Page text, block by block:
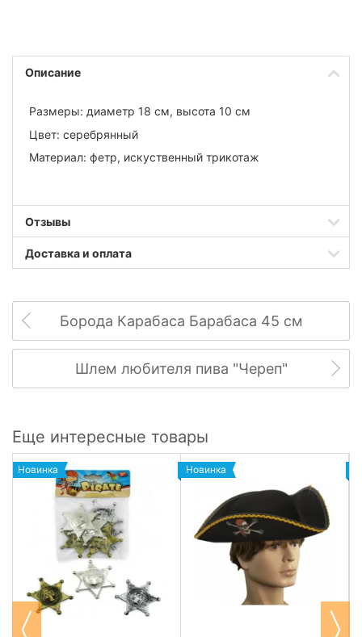
Описание
Размеры: диаметр 18 см, высота 10 см
Цвет: серебрянный
Материал: фетр, искуственный трикотаж
Отзывы
Доставка и оплата
Борода Карабаса Барабаса 45 см
Шлем любителя пива "Череп"
Еще интересные товары
Новинка Новинка